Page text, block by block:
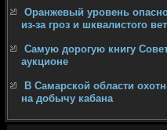
Оранжевый уровень
из-за гроз и шквалистого
Самую дорогую книгу
аукционе
В Самарской области
на добычу кабана